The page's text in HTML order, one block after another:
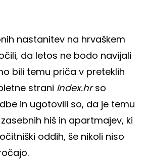
nastanitev na hrvaškem
da letos ne bodo navijali
bili temu priča v preteklih
strani Index.hrso
in ugotovili so, da je temu
hiš in apartmajev, ki
oddih, še nikoli niso